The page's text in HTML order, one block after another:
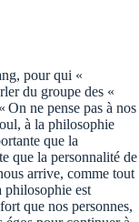
pour qui «
du groupe des «
On ne pense pas à nos
à la philosophie
que la
que la personnalité de
arrive, comme tout
philosophie est
que nos personnes,